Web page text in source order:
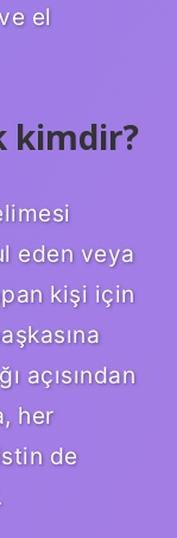
el
kimdir?
eden veya
kişi için
açısından
her
de